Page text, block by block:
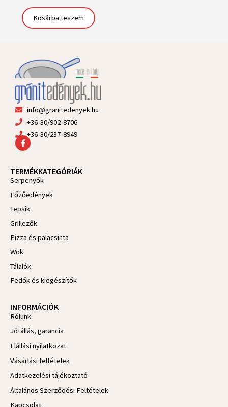
Kosárba teszem
info@granitedenyek.hu
+36-30/902-8706
+36-30/237-8949
F
a
e
b
o
o
k
-
f
TERMÉKKATEGÓRIÁK
Serpenyők
Főzőedények
Tepsik
Grillezők
Pizza és palacsinta
Wok
Tálalók
Fedők és kiegészítők
INFORMÁCIÓK
Rólunk
Jótállás, garancia
Elállási nyilatkozat
Vásárlási feltételek
Adatkezelési tájékoztató
Általános Szerződési Feltételek
Kapcsolat